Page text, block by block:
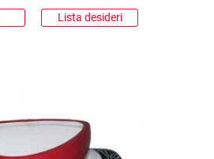
Lista desideri